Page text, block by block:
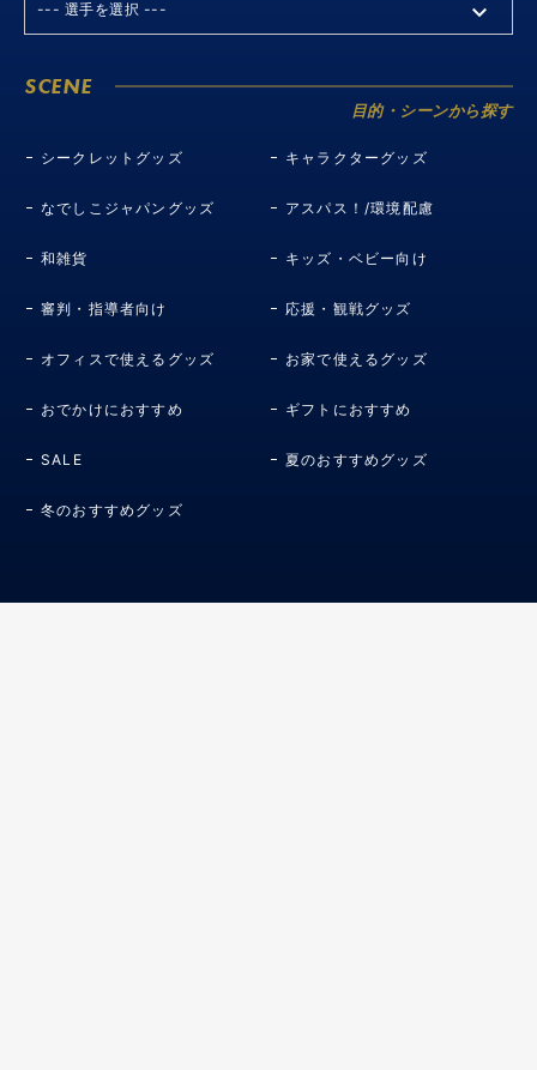
SCENE
目的・シーンから探す
シークレットグッズ キャラクターグッズ
なでしこジャパングッズ アスパス！/環境配慮
和雑貨 キッズ・ベビー向け
審判・指導者向け 応援・観戦グッズ
オフィスで使えるグッズ お家で使えるグッズ
おでかけにおすすめ ギフトにおすすめ
SALE 夏のおすすめグッズ
冬のおすすめグッズ